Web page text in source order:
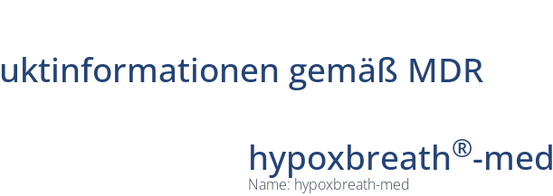
gemäß MDR
hypoxbreath®-med
Name: hypoxbreath-med